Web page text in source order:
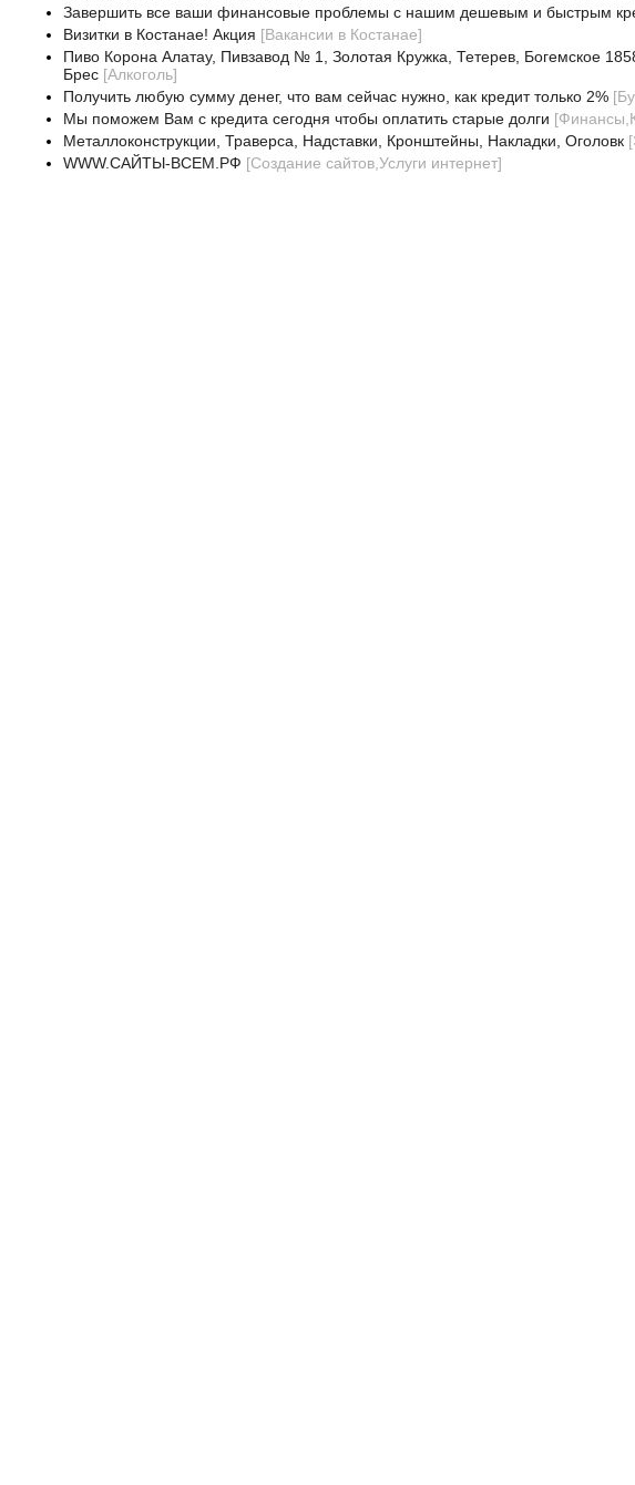
Завершить все ваши финансовые проблемы с нашим дешевым и быстрым
Визитки в Костанае! Акция [Вакансии в Костанае]
Пиво Корона Алатау, Пивзавод № 1, Золотая Кружка, Тетерев, Богемское
Брес [Алкоголь]
Получить любую сумму денег, что вам сейчас нужно, как кредит только 2% [
Мы поможем Вам с кредита сегодня чтобы оплатить старые долги [
Металлоконструкции, Траверса, Надставки, Кронштейны, Накладки, Оголовк [
WWW.САЙТЫ-ВСЕМ.РФ [Создание сайтов,Услуги интернет]